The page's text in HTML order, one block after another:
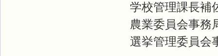
学校管理課長
農業委員会事
選挙管理委員